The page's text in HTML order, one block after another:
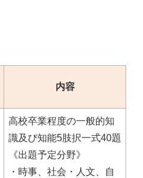
内容
高校卒業程度の一般的知
識及び知能5肢択一式40題
《出題予定分野》
・時事、社会・人文、自